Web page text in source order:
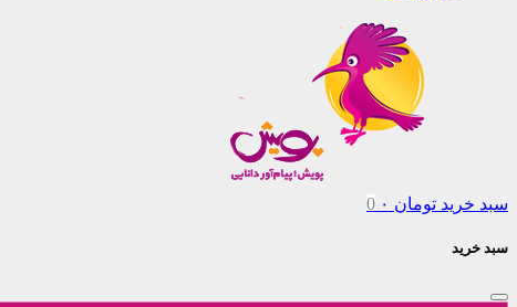
سبد خرید تومان 0
سبد خرید